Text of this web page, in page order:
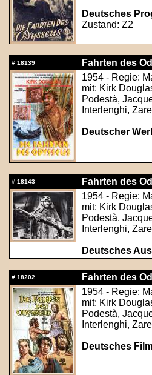
Deutsches
Zustand: Z2
# 18139
Fahrten des
1954 - Regie:
mit: Kirk
Podestà,
Interlenghi,
Deutscher
# 18143
Fahrten des
1954 - Regie:
mit: Kirk
Podestà,
Interlenghi,
Deutsches
# 18202
Fahrten des
1954 - Regie:
mit: Kirk
Podestà,
Interlenghi,
Deutsches